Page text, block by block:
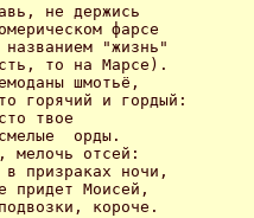
не держись
фарсе
"жизнь"
то на Марсе).
шмотьё,
горячий и гордый:
твое
орды.
мелочь отсей:
в призраках ночи,
придет Моисей,
короче.